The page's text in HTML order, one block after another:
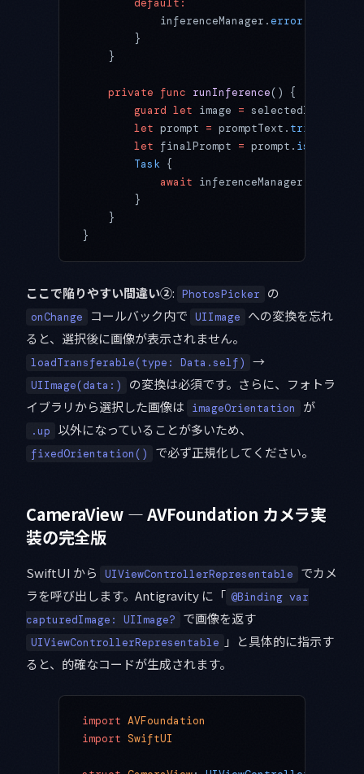
        default:
            inferenceManager.
error
        }
    }
    private
func runInference() {
        guard
let image = selectedImage
        let
prompt = promptText.
        let
finalPrompt = prompt. isEmpty
        Task
{
            await
inferenceManager.
        }
    }
}
ここで陥りやすい間違い②: PhotosPicker の
onChange コールバック内で UIImage
への変換を忘れ
ると、選択後に画像が表示されません。
loadTransferable(type: Data.self) →
UIImage(data:)
の変換は必須です。さらに、フォトラ
イブラリから選択した画像は
imageOrientation が
.up 以外になっていることが多いため、
fixedOrientation() で必ず正規化してください。
CameraView — AVFoundation カメラ実
装の完全版
SwiftUI から UIViewControllerRepresentable
でカメ
ラを呼び出します。Antigravity に「 @Binding var
capturedImage: UIImage?
で画像を返す
UIViewControllerRepresentable
」と具体的に指示す
ると、的確なコードが生成されます。
import AVFoundation
import SwiftUI